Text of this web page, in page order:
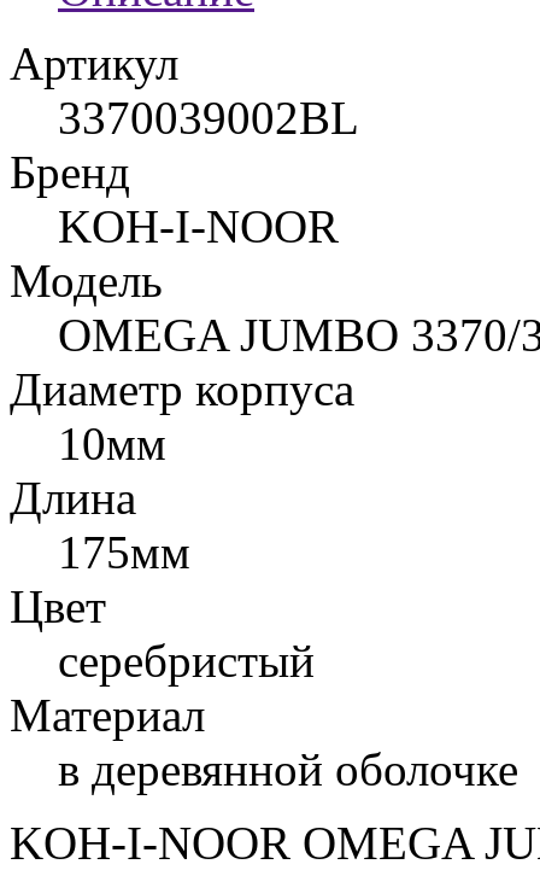
Артикул
3370039002BL
Бренд
KOH-I-NOOR
Модель
OMEGA JUMBO 3370/
Диаметр корпуса
10мм
Длина
175мм
Цвет
серебристый
Материал
в деревянной оболочке
KOH-I-NOOR OMEGA